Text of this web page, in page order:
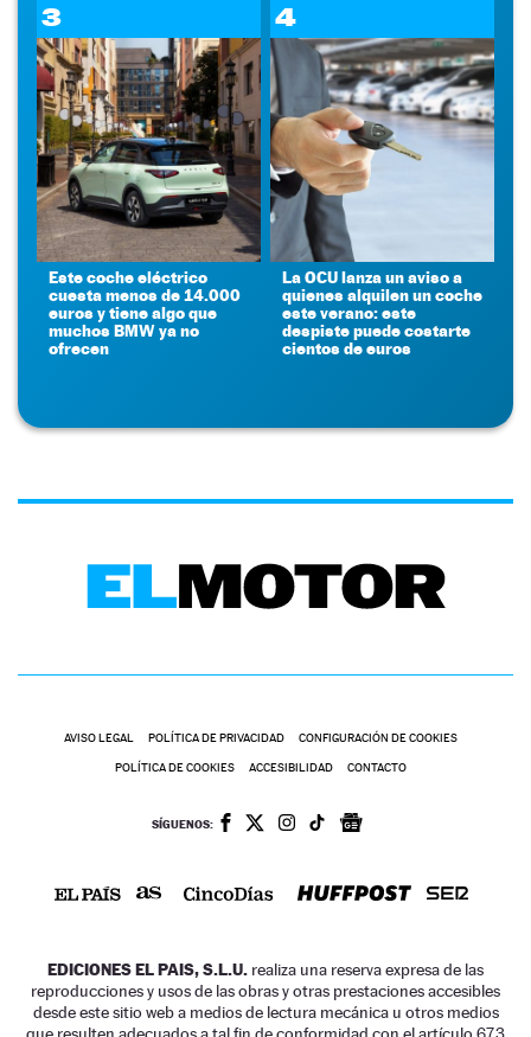
3
Este coche eléctrico
cuesta menos de 14.000
euros y tiene algo que
muchos BMW ya no
ofrecen
4
La OCU lanza un aviso a
quienes alquilen un coche
este verano: este
despiste puede costarte
cientos de euros
AVISO LEGAL POLÍTICA DE PRIVACIDAD CONFIGURACIÓN DE COOKIES
POLÍTICA DE COOKIES ACCESIBILIDAD CONTACTO
SÍGUENOS:
EDICIONES EL PAIS, S.L.U. realiza una reserva expresa de las
reproducciones y usos de las obras y otras prestaciones accesibles
desde este sitio web a medios de lectura mecánica u otros medios